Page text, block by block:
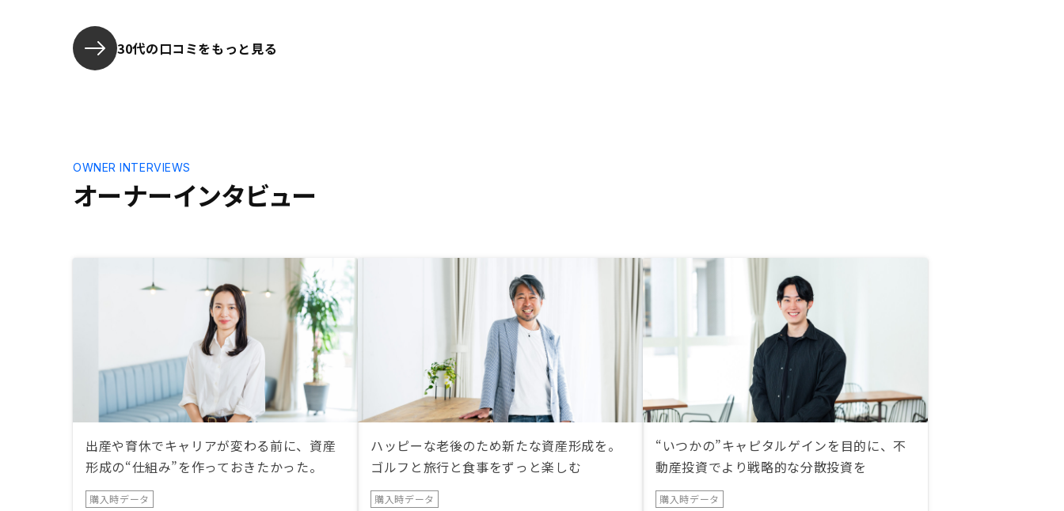
決めましたが大手にありがちなのか
30代の口コミをもっと見る
オーナーインタビュー
OWNER INTERVIEWS
出産や育休でキャリアが変わる前に、資産
形成の“仕組み”を作っておきたかった。
購入時データ
ハッピーな老後のため新たな資産形成を。
ゴルフと旅行と食事をずっと楽しむ
購入時データ
“いつかの”キャピタルゲインを目的に、不
動産投資でより戦略的な分散投資を
購入時データ